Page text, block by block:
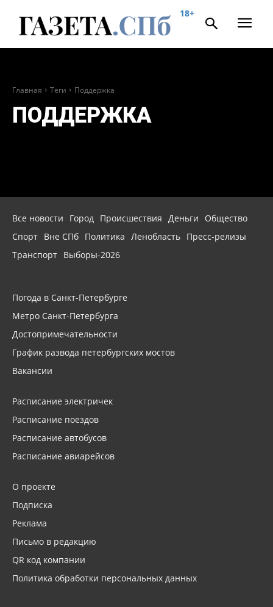
18+
Главная Теги Поддержка
ПОДДЕРЖКА
Все новости Город Происшествия Деньги
Общество
Спорт Вне СПб Политика Ленобласть Пресс-релизы
Транспорт Выборы-2026
Погода в Санкт-Петербурге
Метро Санкт-Петербурга
Достопримечательности
График развода петербургских мостов
Вакансии
Расписание электричек
Расписание поездов
Расписание автобусов
Расписание авиарейсов
О проекте
Подписка
Реклама
Письмо в редакцию
QR код компании
Политика обработки персональных данных